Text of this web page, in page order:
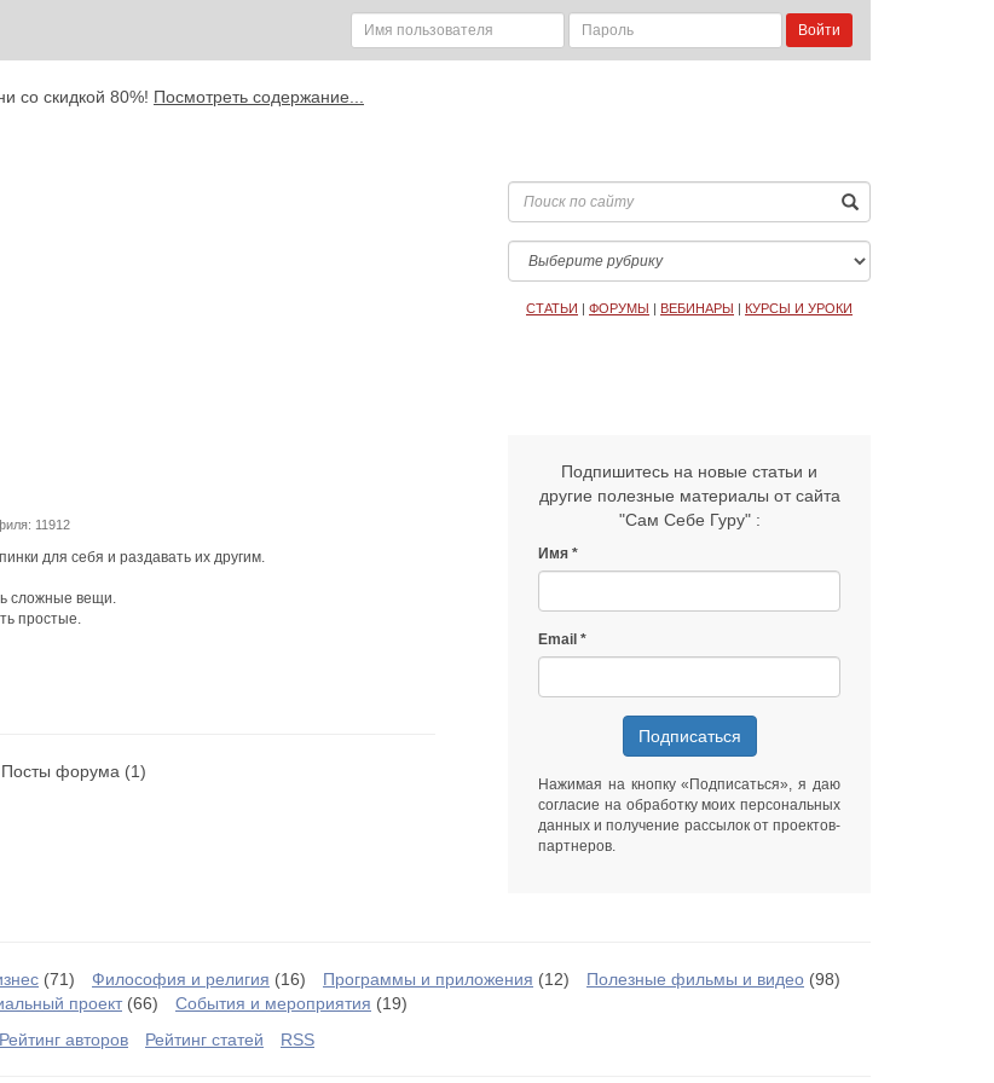
Войти
со скидкой 80%! Посмотреть содержание...
СТАТЬИ | ФОРУМЫ | ВЕБИНАРЫ | КУРСЫ И УРОКИ
11912
для себя и раздавать их другим.
сложные вещи.
простые.
Посты форума (1)
Подпишитесь на новые статьи и
другие полезные материалы от сайта
"Сам Себе Гуру" :
Имя
Email
Подписаться
Нажимая на кнопку «Подписаться», я даю
согласие на обработку моих персональных
данных и получение рассылок от проектов-
партнеров.
(71) Философия и религия (16) Программы и приложения (12) Полезные фильмы и видео (98)
проект(66) События и мероприятия (19)
Рейтинг авторов Рейтинг статей RSS